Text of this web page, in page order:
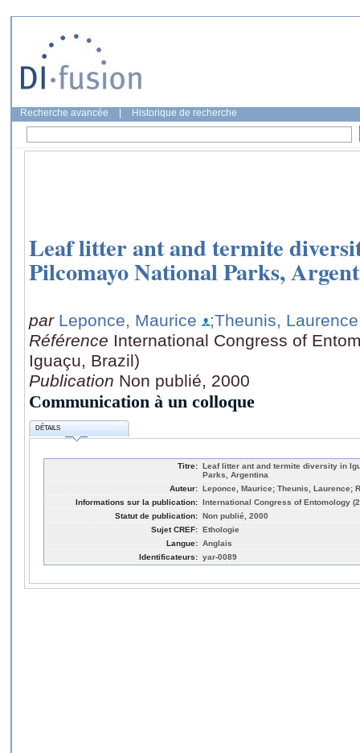
Recherche avancée Historique de recherche
Leaf litter ant and termite
Pilcomayo National Parks,
par Leponce, Maurice
;Theunis, Laurence
Référence International Congress of
Iguaçu, Brazil)
Publication Non publié, 2000
Communication à un colloque
DÉTAILS
Titre: Leaf litter ant and termite diversity in
Parks, Argentina
Auteur: Leponce, Maurice; Theunis, Laurence;
Informations sur la publication: International Congress of Entomology
Statut de publication: Non publié, 2000
Sujet CREF: Ethologie
Langue: Anglais
Identificateurs: yar-0089